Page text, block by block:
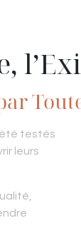
été testés
leurs